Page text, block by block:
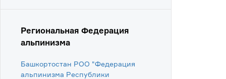
Региональная Федерация
альпинизма
Башкортостан РОО "Федерация
альпинизма Республики